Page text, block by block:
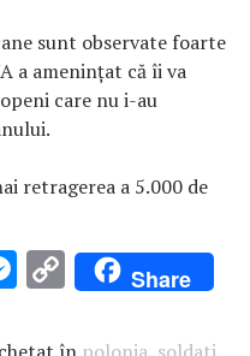
sunt observate foarte
a ameninţat că îi va
care nu i-au
retragerea a 5.000 de
M C
o
Share